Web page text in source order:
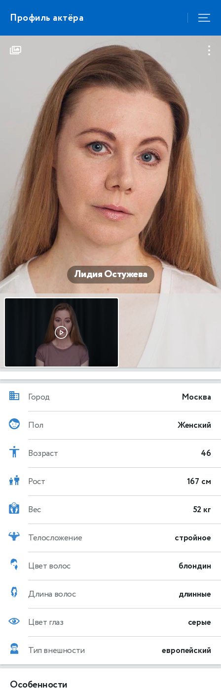
Профиль актёра
Лидия Остужева
Город Москва
Пол Женский
Возраст 46
Рост 167 см
Вес 52 кг
Телосложение стройное
Цвет волос блондин
Длина волос длинные
Цвет глаз серые
Тип внешности европейский
Особенности